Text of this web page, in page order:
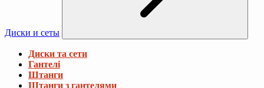
Диски и сеты
Диски та сети
Гантелі
Штанги
Штанги з гантелями